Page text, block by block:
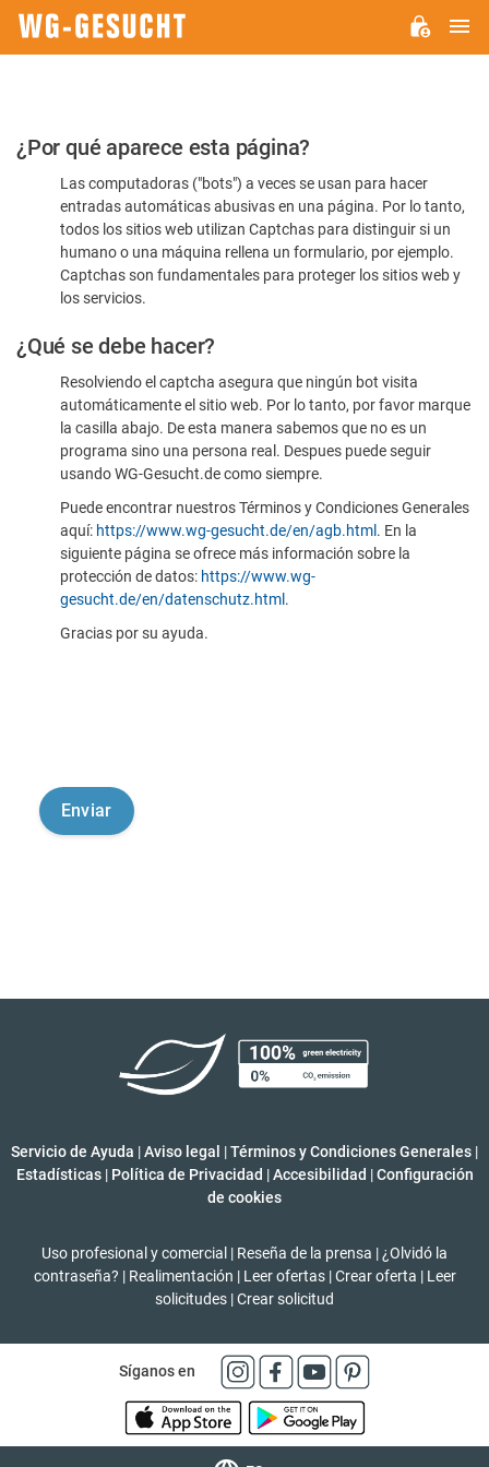
Por
favor,
confirme
humano
¿Por qué aparece esta página?
Las computadoras ("bots") a veces se usan para hacer
entradas automáticas abusivas en una página. Por lo tanto,
todos los sitios web utilizan Captchas para distinguir si un
humano o una máquina rellena un formulario, por ejemplo.
Captchas son fundamentales para proteger los sitios web y
los servicios.
¿Qué se debe hacer?
Resolviendo el captcha asegura que ningún bot visita
automáticamente el sitio web. Por lo tanto, por favor marque
la casilla abajo. De esta manera sabemos que no es un
programa sino una persona real. Despues puede seguir
usando WG-Gesucht.de como siempre.
Puede encontrar nuestros Términos y Condiciones Generales
aquí: https://www.wg-gesucht.de/en/agb.html . En la
siguiente página se ofrece más información sobre la
protección de datos: https://www.wg-
gesucht.de/en/datenschutz.html .
Gracias por su ayuda.
Servicio de Ayuda |Aviso legal |Términos y Condiciones Generales |
Estadísticas | Política de Privacidad | Accesibilidad | Configuración
de cookies
Uso profesional y comercial | Reseña de la prensa | ¿Olvidó la
contraseña? | Realimentación | Leer ofertas | Crear oferta | Leer
solicitudes |Crear solicitud
Síganos en